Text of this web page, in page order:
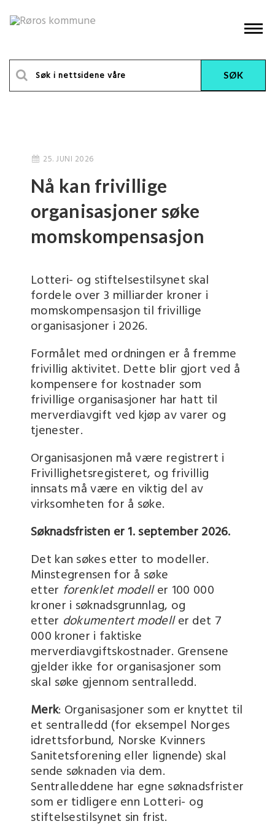
25. JUNI 2026
Nå kan frivillige
organisasjoner søke
momskompensasjon
Lotteri- og stiftelsestilsynet skal
fordele over 3 milliarder kroner i
momskompensasjon til frivillige
organisasjoner i 2026.
Formålet med ordningen er å fremme
frivillig aktivitet. Dette blir gjort ved å
kompensere for kostnader som
frivillige organisasjoner har hatt til
merverdiavgift ved kjøp av varer og
tjenester.
Organisasjonen må være registrert i
Frivillighetsregisteret, og frivillig
innsats må være en viktig del av
virksomheten for å søke.
Søknadsfristen er 1. september 2026.
Det kan søkes etter to modeller.
Minstegrensen for å søke
etter forenklet modeller 100 000
kroner i søknadsgrunnlag, og
etter dokumentert modeller det 7
000 kroner i faktiske
merverdiavgiftskostnader. Grensene
gjelder ikke for organisasjoner som
skal søke gjennom sentralledd.
Merk: Organisasjoner som er knyttet til
et sentralledd (for eksempel Norges
idrettsforbund, Norske Kvinners
Sanitetsforening eller lignende) skal
sende søknaden via dem.
Sentralleddene har egne søknadsfrister
som er tidligere enn Lotteri- og
stiftelsestilsynet sin frist.